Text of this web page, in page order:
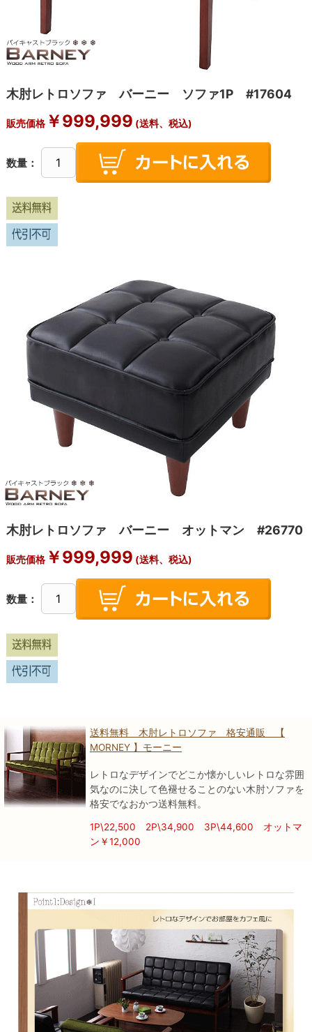
木肘レトロソファ バーニー ソファ1P #17604
販売価格￥999,999 (送料、税込)
数量：
木肘レトロソファ バーニー オットマン #26770
販売価格￥999,999 (送料、税込)
数量：
送料無料 木肘レトロソファ 格安通販 【
MORNEY 】モーニー
レトロなデザインでどこか懐かしいレトロな雰囲
気なのに決して色褪せることのない木肘ソファを
格安でなおかつ送料無料。
1P\22,500 2P\34,900 3P\44,600 オットマ
ン￥12,000